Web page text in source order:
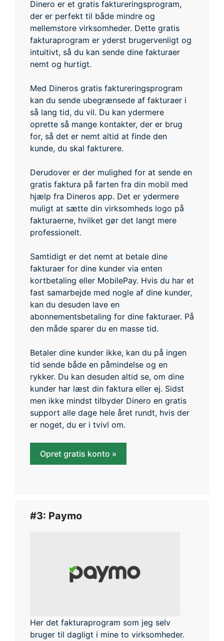
Dinero er et gratis faktureringsprogram,
der er perfekt til både mindre og
mellemstore virksomheder. Dette gratis
fakturaprogram er yderst brugervenligt og
intuitivt, så du kan sende dine fakturaer
nemt og hurtigt.
Med Dineros gratis faktureringsprogram
kan du sende ubegrænsede af fakturaer i
så lang tid, du vil. Du kan ydermere
oprette så mange kontakter, der er brug
for, så det er nemt altid at finde den
kunde, du skal fakturere.
Derudover er der mulighed for at sende en
gratis faktura på farten fra din mobil med
hjælp fra Dineros app. Det er ydermere
muligt at sætte din virksomheds logo på
fakturaerne, hvilket gør det langt mere
professionelt.
Samtidigt er det nemt at betale dine
fakturaer for dine kunder via enten
kortbetaling eller MobilePay. Hvis du har et
fast samarbejde med nogle af dine kunder,
kan du desuden lave en
abonnementsbetaling for dine fakturaer. På
den måde sparer du en masse tid.
Betaler dine kunder ikke, kan du på ingen
tid sende både en påmindelse og en
rykker. Du kan desuden altid se, om dine
kunder har læst din faktura eller ej. Sidst
men ikke mindst tilbyder Dinero en gratis
support alle dage hele året rundt, hvis der
er noget, du er i tvivl om.
Opret gratis konto »
#3: Paymo
Her det fakturaprogram som jeg selv
bruger til dagligt i mine to virksomheder.